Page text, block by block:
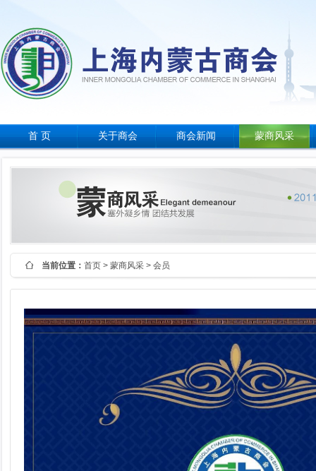
首 页 关于商会 商会新闻 蒙商风采
当前位置： 首页 > 蒙商风采 > 会员